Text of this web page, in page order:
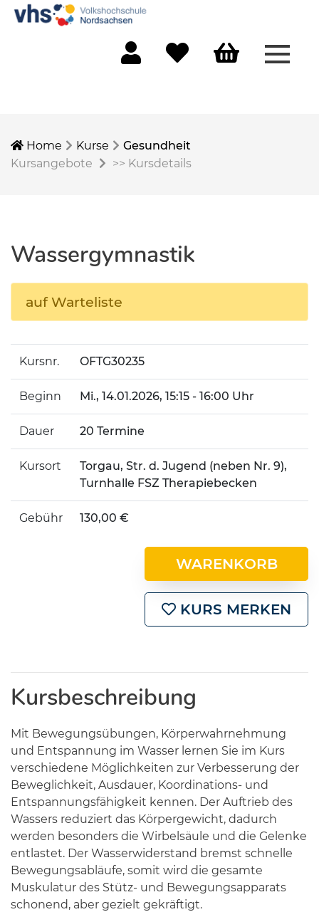
Home Kurse
Gesundheit
Kursangebote
>> Kursdetails
Wassergymnastik
auf Warteliste
Kursnr. OFTG30235
Beginn Mi., 14.01.2026, 15:15 - 16:00 Uhr
Dauer 20 Termine
Kursort
Torgau, Str. d. Jugend (neben Nr. 9),
Turnhalle FSZ Therapiebecken
Gebühr 130,00 €
WARENKORB
KURS MERKEN
Kursbeschreibung
Mit Bewegungsübungen, Körperwahrnehmung
und Entspannung im Wasser lernen Sie im Kurs
verschiedene Möglichkeiten zur Verbesserung der
Beweglichkeit, Ausdauer, Koordinations- und
Entspannungsfähigkeit kennen. Der Auftrieb des
Wassers reduziert das Körpergewicht, dadurch
werden besonders die Wirbelsäule und die Gelenke
entlastet. Der Wasserwiderstand bremst schnelle
Bewegungsabläufe, somit wird die gesamte
Muskulatur des Stütz- und Bewegungsapparats
schonend, aber gezielt gekräftigt.